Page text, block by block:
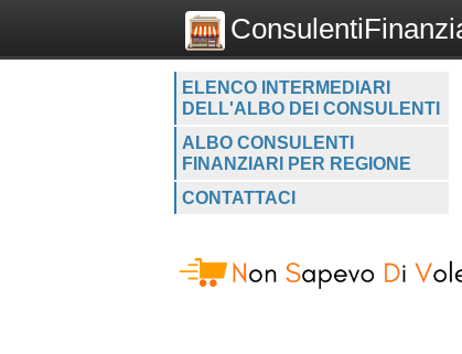
ELENCO INTERMEDIARI
DELL'ALBO DEI CONSULENTI
ALBO CONSULENTI
FINANZIARI PER REGIONE
CONTATTACI